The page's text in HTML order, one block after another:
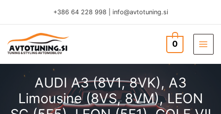
content
+386 64 228 998 info@avtotuning.si
TUNING & STYLING AVTOMOBILOV
0
AUDI A3 (8V1, 8VK), A3
Limousine (8VS, 8VM), LEON